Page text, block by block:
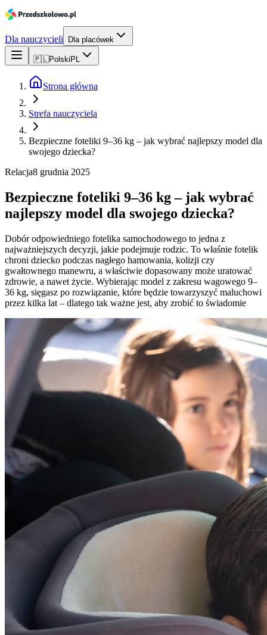
Dla nauczycieli Dla placówek
🇵🇱Polski PL
Strona główna
Strefa nauczyciela
Bezpieczne foteliki 9–36 kg – jak wybrać najlepszy model dla
swojego dziecka?
Relacja8 grudnia 2025
Bezpieczne foteliki 9–36 kg – jak wybrać
najlepszy model dla swojego dziecka?
Dobór odpowiedniego fotelika samochodowego to jedna z
najważniejszych decyzji, jakie podejmuje rodzic. To właśnie fotelik
chroni dziecko podczas nagłego hamowania, kolizji czy
gwałtownego manewru, a właściwie dopasowany może uratować
zdrowie, a nawet życie. Wybierając model z zakresu wagowego 9–
36 kg, sięgasz po rozwiązanie, które będzie towarzyszyć maluchowi
przez kilka lat – dlatego tak ważne jest, aby zrobić to świadomie